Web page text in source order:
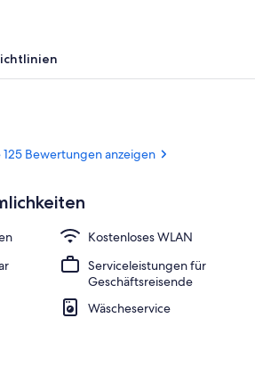
Tägliches Frühstücksbuffet gegen
125 Bewertungen anzeigen
Kostenloses WLAN
Serviceleistungen für
Geschäftsreisende
Wäscheservice